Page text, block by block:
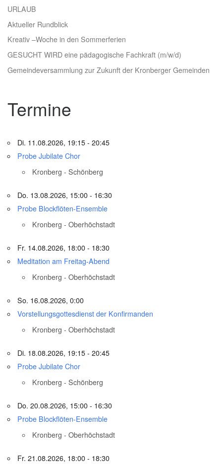
URLAUB
Aktueller Rundblick
Kreativ –Woche in den Sommerferien
GESUCHT WIRD eine pädagogische Fachkraft (m/w/d)
Gemeindeversammlung zur Zukunft der Kronberger Gemeinden
Termine
Di. 11.08.2026, 19:15 - 20:45
Probe Jubilate Chor
Kronberg - Schönberg
Do. 13.08.2026, 15:00 - 16:30
Probe Blockflöten-Ensemble
Kronberg - Oberhöchstadt
Fr. 14.08.2026, 18:00 - 18:30
Meditation am Freitag-Abend
Kronberg - Oberhöchstadt
So. 16.08.2026, 0:00
Vorstellungsgottesdienst der Konfirmanden
Kronberg - Oberhöchstadt
Di. 18.08.2026, 19:15 - 20:45
Probe Jubilate Chor
Kronberg - Schönberg
Do. 20.08.2026, 15:00 - 16:30
Probe Blockflöten-Ensemble
Kronberg - Oberhöchstadt
Fr. 21.08.2026, 18:00 - 18:30